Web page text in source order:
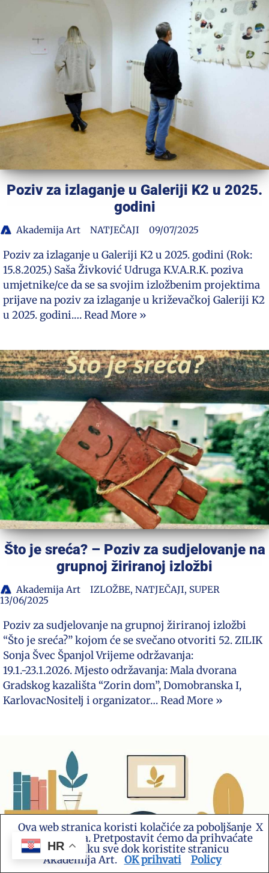
Poziv za izlaganje u Galeriji K2 u 2025.
godini
Akademija Art NATJEČAJI 09/07/2025
Poziv za izlaganje u Galeriji K2 u 2025. godini (Rok:
15.8.2025.) Saša Živković Udruga K.V.A.R.K. poziva
umjetnike/ce da se sa svojim izložbenim projektima
prijave na poziv za izlaganje u križevačkoj Galeriji K2
u 2025. godini.…Read More »
Što je sreća? – Poziv za sudjelovanje na
grupnoj žiriranoj izložbi
Akademija Art IZLOŽBE, NATJEČAJI, SUPER
13/06/2025
Poziv za sudjelovanje na grupnoj žiriranoj izložbi
“Što je sreća?” kojom će se svečano otvoriti 52. ZILIK
Sonja Švec Španjol Vrijeme održavanja:
19.1.-23.1.2026. Mjesto održavanja: Mala dvorana
Gradskog kazališta “Zorin dom”, Domobranska I,
KarlovacNositelj i organizator…Read More »
HR
Ova web stranica koristi kolačiće za poboljšanje
vašeg iskustva. Pretpostavit ćemo da prihvaćate
ovu politiku sve dok koristite stranicu
Akademija Art.
X
OK prihvati Policy